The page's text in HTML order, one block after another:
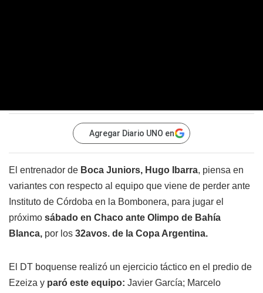
Agregar Diario UNO en
El entrenador de Boca Juniors, Hugo Ibarra, piensa en
variantes con respecto al equipo que viene de perder ante
Instituto de Córdoba en la Bombonera, para jugar el
próximo sábado en Chaco ante Olimpo de Bahía
Blanca, por los 32avos. de la Copa Argentina.
El DT boquense realizó un ejercicio táctico en el predio de
Ezeiza y paró este equipo: Javier García; Marcelo